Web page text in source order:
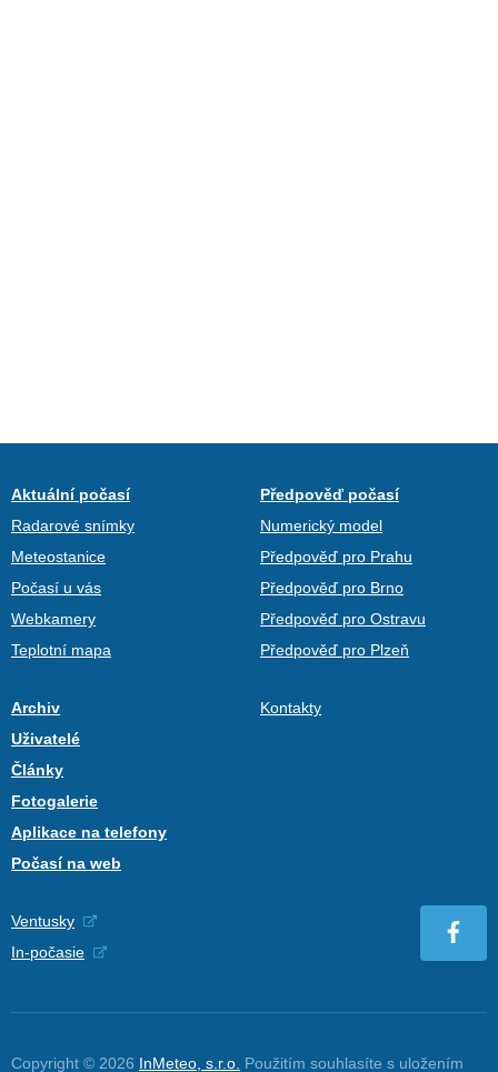
Aktuální počasí
Radarové snímky
Meteostanice
Počasí u vás
Webkamery
Teplotní mapa
Předpověď počasí
Numerický model
Předpověď pro Prahu
Předpověď pro Brno
Předpověď pro Ostravu
Předpověď pro Plzeň
Archiv
Uživatelé
Články
Fotogalerie
Aplikace na telefony
Počasí na web
Kontakty
Ventusky
In-počasie
Copyright © 2026 InMeteo, s.r.o. Použitím souhlasíte s uložením